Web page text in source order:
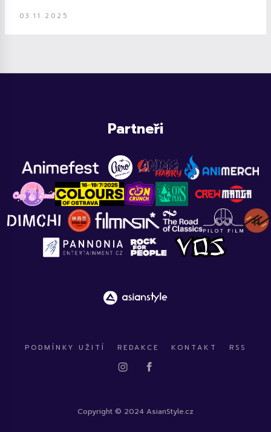
03.11.2025
Partneři
PODMÍNKY UŽITÍ REDAKCE KONTAKT RSS
Copyright © 2024 AsianStyle.cz